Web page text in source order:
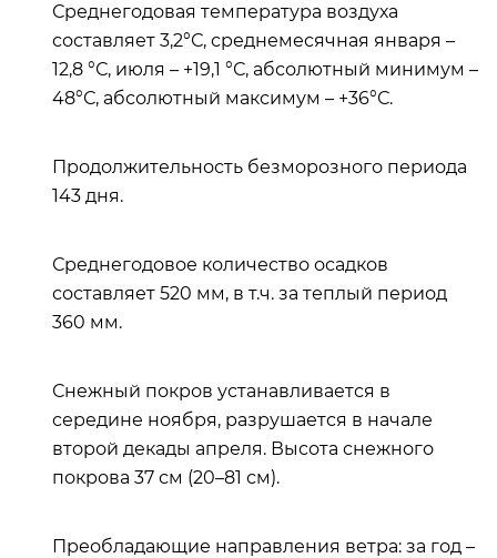
Среднегодовая температура воздуха
составляет 3,2°С, среднемесячная января –
12,8 °С, июля – +19,1 °С, абсолютный минимум –
48°С, абсолютный максимум – +36°С.
Продолжительность безморозного периода
143 дня.
Среднегодовое количество осадков
составляет 520 мм, в т.ч. за теплый период
360 мм.
Снежный покров устанавливается в
середине ноября, разрушается в начале
второй декады апреля. Высота снежного
покрова 37 см (20–81 см).
Преобладающие направления ветра: за год –